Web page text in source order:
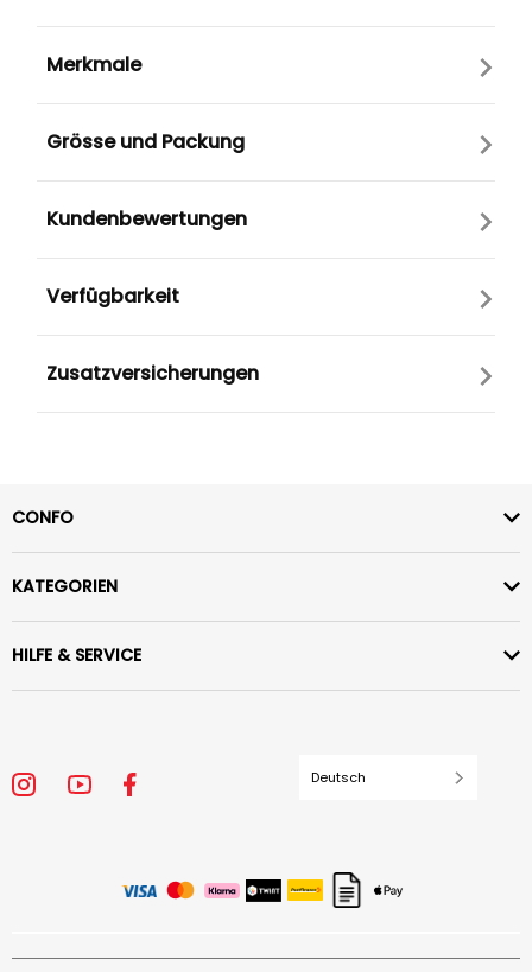
Merkmale
Grösse und Packung
Kundenbewertungen
Verfügbarkeit
Zusatzversicherungen
CONFO
KATEGORIEN
HILFE & SERVICE
Deutsch